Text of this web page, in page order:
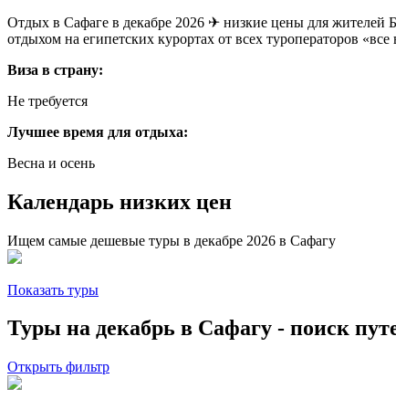
Отдых в Сафаге в декабре 2026 ✈ низкие цены для жителей
отдыхом на египетских курортах от всех туроператоров
Виза в страну:
Не требуется
Лучшее время для отдыха:
Весна и осень
Календарь низких цен
Ищем самые дешевые туры в декабре 2026 в Сафагу
Показать туры
Туры на декабрь в Сафагу - поиск
Открыть фильтр